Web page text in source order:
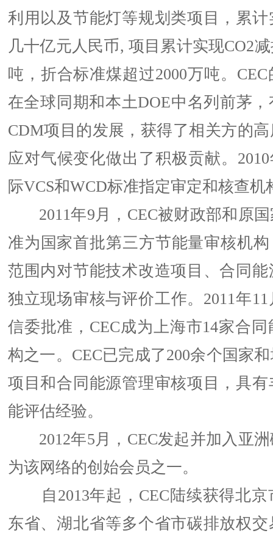
利用以及节能灯等规划类项目，累
几十亿元人民币, 项目累计实现CO2
吨，折合标准煤超过2000万吨。
在全球同期和本土DOE中名列前茅
CDM项目的发展，获得了相关方的
应对气候变化做出了积极贡献。
际VCS和WCD标准指定审定和核查机
2011年9月，CEC被财政部和原国
准为国家首批第三方节能量审核机
范围内对节能技术改造项目、合同
独立现场审核与评价工作。2011年
信委批准，CEC成为上海市14家合
构之一。CEC已完成了200余个国家
项目和合同能源管理审核项目，具
能评估经验。
2012年5月，CEC发起并加入亚洲
为该网络的创始会员之一。
自2013年起，CEC陆续获得北京
东省、湖北省等多个省市碳排放权